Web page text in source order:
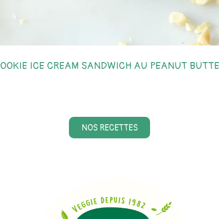
ICE CREAM SANDWICH AU PEANUT
NOS RECETTES